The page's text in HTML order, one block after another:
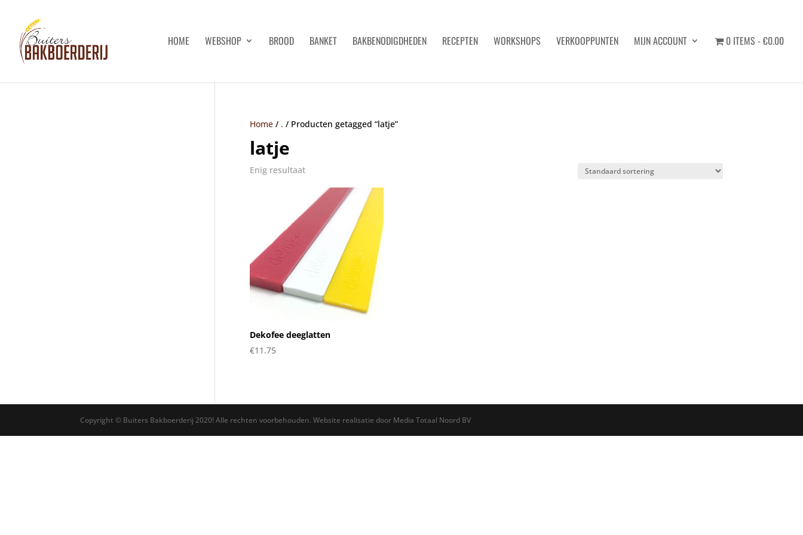
HOME WEBSHOP BROOD BANKET BAKBENODIGDHEDEN RECEPTEN WORKSHOPS VERKOOPPUNTEN MIJN ACCOUNT 0 ITEMS €0.00
Home/ . / Producten getagged “latje”
latje
Enig resultaat
Dekofee deeglatten
€11.75
Copyright © Buiters Bakboerderij 2020! Alle rechten voorbehouden. Website realisatie door Media Totaal Noord BV